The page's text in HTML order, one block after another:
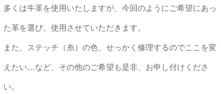
多くは牛革を使用いたしますが、今回のようにご希望にあっ
た革を選び、使用させていただきます。
また、ステッチ（糸）の色、せっかく修理するのでここを変
えたい…など、その他のご希望も是非、お申し付けくださ
い。